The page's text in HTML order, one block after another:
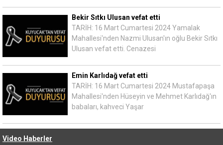
Bekir Sıtkı Ulusan vefat etti
TARİH: 16 Mart Cumartesi 2024 Yamalak
Mahallesi'nden Nazmi Ulusan'ın oğlu Bekir Sıtkı
Ulusan vefat etti. Cenazesi
Emin Karlıdağ vefat etti
TARİH: 16 Mart Cumartesi 2024 Mustafapaşa
Mahallesi'nden Hüseyin ve Mehmet Karlıdağ'ın
babaları, kahveci Yaşar
Video Haberler